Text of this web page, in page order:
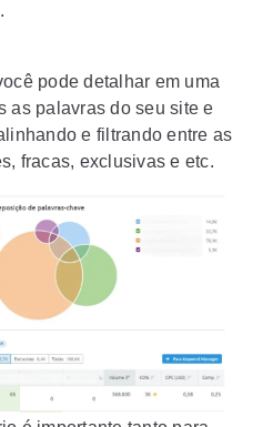
pode detalhar em uma
as palavras do seu site e
e filtrando entre as
fracas, exclusivas e etc.